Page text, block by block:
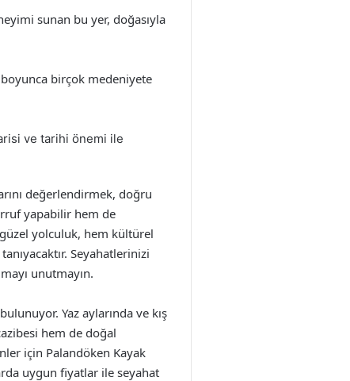
sunan bu yer, doğasıyla
birçok medeniyete
ve tarihi önemi ile
değerlendirmek, doğru
yapabilir hem de
yolculuk, hem kültürel
Seyahatlerinizi
unutmayın.
Yaz aylarında ve kış
hem de doğal
için Palandöken Kayak
uygun fiyatlar ile seyahat